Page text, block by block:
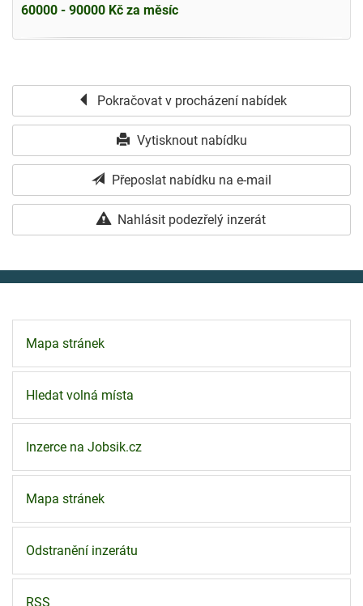
60000 - 90000 Kč za měsíc
Pokračovat v procházení nabídek
Vytisknout nabídku
Přeposlat nabídku na e-mail
Nahlásit podezřelý inzerát
Mapa stránek
Hledat volná místa
Inzerce na Jobsik.cz
Mapa stránek
Odstranění inzerátu
RSS